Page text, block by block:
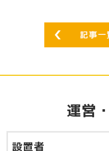
運営
設置者